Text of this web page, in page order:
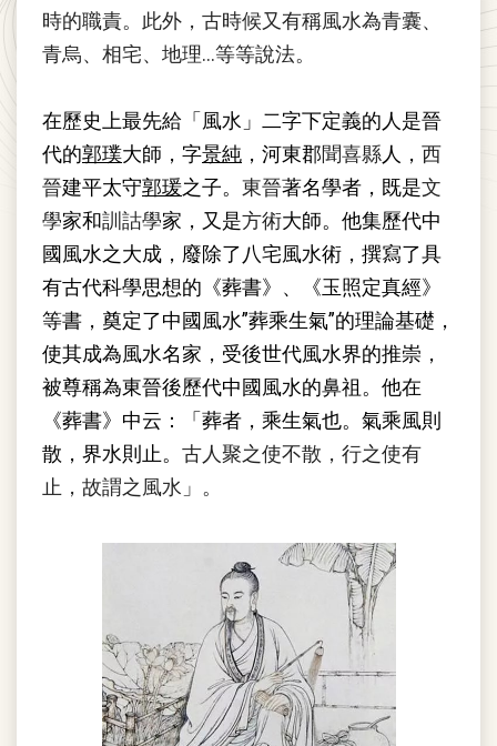
時的職責。此外，古時候又有稱風水為青囊、
青烏、相宅、地理…等等說法。
在歷史上最先給「風水」二字下定義的人是晉
代的郭璞大師，字景純 ，河東郡聞喜縣人， 西
晉建平太守郭瑗之子。 東晉著名學者，既是文
學家和訓詁學家，又是方術大師。他集歷代中
國風水之大成，廢除了八宅風水術，撰寫了具
有古代科學思想的《葬書》、《玉照定真經》
等書，奠定了中國風水”葬乘生氣”的理論基礎，
使其成為風水名家，受後世代風水界的推崇，
被尊稱為東晉後歷代中國風水的鼻祖。他在
《葬書》中云：「葬者，乘生氣也。氣乘風則
散，界水則止。 古人聚之使不散，行之使有
止，故謂之風水」。